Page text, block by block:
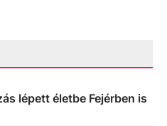
lépett életbe Fejérben is